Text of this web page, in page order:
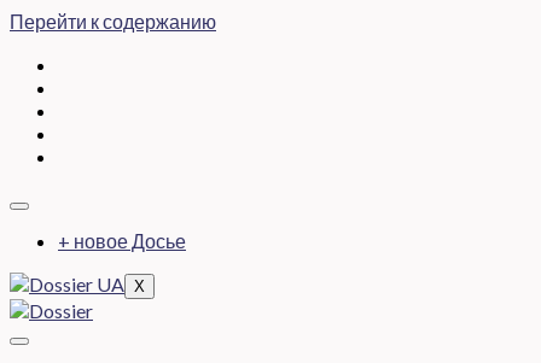
Перейти к содержанию
+ новое Досье
X